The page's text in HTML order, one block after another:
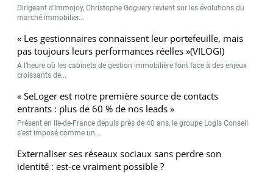
Dirigeant d’Immojoy, Christophe Goguery revient sur les évolutions du
marché immobilier...
« Les gestionnaires connaissent leur portefeuille, mais
pas toujours leurs performances réelles »(VILOGI)
A l’heure où les cabinets de gestion immobilière font face à des enjeux
croissants de...
« SeLoger est notre première source de contacts
entrants : plus de 60 % de nos leads »
Présent en Ile-de-France depuis près de 40 ans, le groupe Logis Conseil
s’est imposé comme un...
Externaliser ses réseaux sociaux sans perdre son
identité : est-ce vraiment possible ?